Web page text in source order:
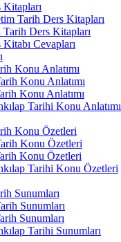
Tarih Ders Kitapları
Ders Kitapları
Cevapları
Konu Anlatımı
Konu Anlatımı
Konu Anlatımı
Tarihi Konu Anlatımı
Konu Özetleri
Konu Özetleri
Konu Özetleri
Tarihi Konu Özetleri
Sunumları
Sunumları
Sunumları
Tarihi Sunumları